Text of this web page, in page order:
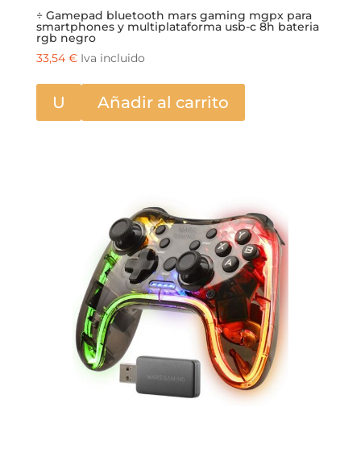
÷ Gamepad bluetooth mars gaming mgpx para
smartphones y multiplataforma usb-c 8h bateria
rgb negro
33,54 € Iva incluido
U Añadir al carrito